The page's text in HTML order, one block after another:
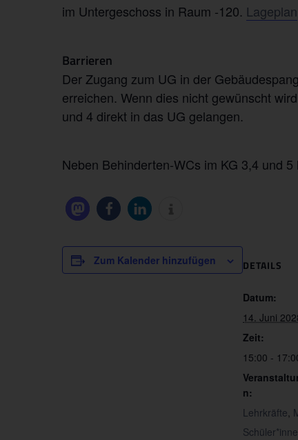
im Untergeschoss in Raum -120. Lageplan
Barrieren
Der Zugang zum UG in der
erreichen. Wenn dies nicht gewünscht
und 4 direkt in das UG gelangen.
Neben Behinderten-WCs im KG 3,4 und
Zum Kalender hinzufügen DETAILS
Datum:
14. Juni
Zeit:
15:00 -
n:
Lehrkräfte,